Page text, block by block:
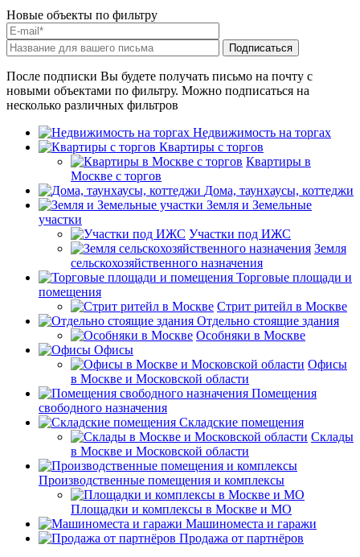
Новые объекты по фильтру
После подписки Вы будете получать письмо на почту с
новыми объектами по фильтру. Можно подписаться на
несколько различных фильтров
Недвижимость на торгах
Квартиры с торгов
Квартиры в
Москве с торгов
Дома, таунхаусы, коттеджи
Земля и Земельные
участки
Участки под ИЖС
Земля
сельскохозяйственного назначения
Торговые площади и
помещения
Стрит ритейл в Москве
Отдельно стоящие здания
Особняки в Москве
Офисы
Офисы
в Москве и Московской области
Помещения
свободного назначения
Складские помещения
Склады
в Москве и Московской области
Производственные помещения и комплексы
Площадки и комплексы в Москве и МО
Машиноместа и гаражи
Продажа от партнёров